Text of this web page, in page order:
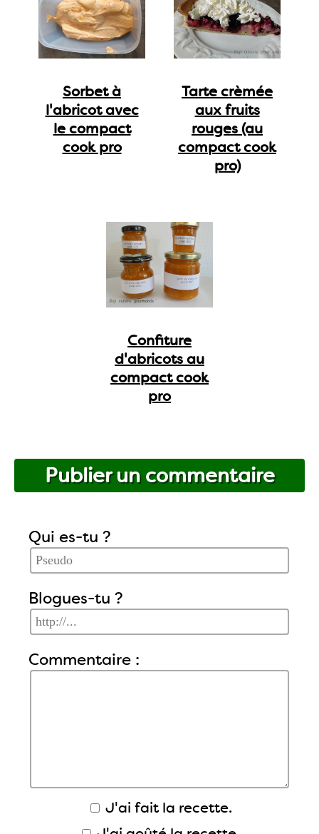
Sorbet à
l'abricot avec
le compact
cook pro
Tarte crèmée
aux fruits
rouges (au
compact cook
pro)
Confiture
d'abricots au
compact cook
pro
Publier un commentaire
Qui es-tu ?
Blogues-tu ?
Commentaire :
J'ai fait la recette.